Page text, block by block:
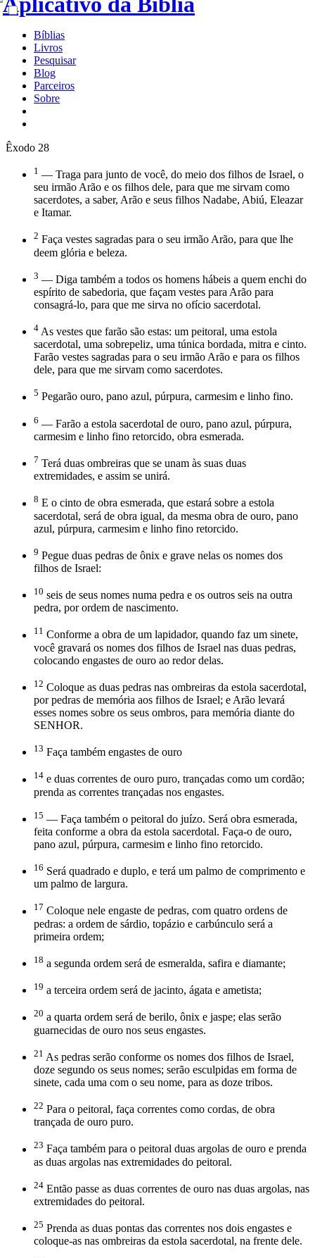
Bíblias
Livros
Pesquisar
Blog
Parceiros
Sobre
Êxodo 28
1 — Traga para junto de você, do meio dos filhos de Israel, o
seu irmão Arão e os filhos dele, para que me sirvam como
sacerdotes, a saber, Arão e seus filhos Nadabe, Abiú, Eleazar
e Itamar.
2 Faça vestes sagradas para o seu irmão Arão, para que lhe
deem glória e beleza.
3 — Diga também a todos os homens hábeis a quem enchi do
espírito de sabedoria, que façam vestes para Arão para
consagrá-lo, para que me sirva no ofício sacerdotal.
4 As vestes que farão são estas: um peitoral, uma estola
sacerdotal, uma sobrepeliz, uma túnica bordada, mitra e cinto.
Farão vestes sagradas para o seu irmão Arão e para os filhos
dele, para que me sirvam como sacerdotes.
5 Pegarão ouro, pano azul, púrpura, carmesim e linho fino.
6 — Farão a estola sacerdotal de ouro, pano azul, púrpura,
carmesim e linho fino retorcido, obra esmerada.
7 Terá duas ombreiras que se unam às suas duas
extremidades, e assim se unirá.
8 E o cinto de obra esmerada, que estará sobre a estola
sacerdotal, será de obra igual, da mesma obra de ouro, pano
azul, púrpura, carmesim e linho fino retorcido.
9 Pegue duas pedras de ônix e grave nelas os nomes dos
filhos de Israel:
10 seis de seus nomes numa pedra e os outros seis na outra
pedra, por ordem de nascimento.
11 Conforme a obra de um lapidador, quando faz um sinete,
você gravará os nomes dos filhos de Israel nas duas pedras,
colocando engastes de ouro ao redor delas.
12 Coloque as duas pedras nas ombreiras da estola sacerdotal,
por pedras de memória aos filhos de Israel; e Arão levará
esses nomes sobre os seus ombros, para memória diante do
SENHOR.
13 Faça também engastes de ouro
14 e duas correntes de ouro puro, trançadas como um cordão;
prenda as correntes trançadas nos engastes.
15 — Faça também o peitoral do juízo. Será obra esmerada,
feita conforme a obra da estola sacerdotal. Faça-o de ouro,
pano azul, púrpura, carmesim e linho fino retorcido.
16 Será quadrado e duplo, e terá um palmo de comprimento e
um palmo de largura.
17 Coloque nele engaste de pedras, com quatro ordens de
pedras: a ordem de sárdio, topázio e carbúnculo será a
primeira ordem;
18 a segunda ordem será de esmeralda, safira e diamante;
19 a terceira ordem será de jacinto, ágata e ametista;
20 a quarta ordem será de berilo, ônix e jaspe; elas serão
guarnecidas de ouro nos seus engastes.
21 As pedras serão conforme os nomes dos filhos de Israel,
doze segundo os seus nomes; serão esculpidas em forma de
sinete, cada uma com o seu nome, para as doze tribos.
22 Para o peitoral, faça correntes como cordas, de obra
trançada de ouro puro.
23 Faça também para o peitoral duas argolas de ouro e prenda
as duas argolas nas extremidades do peitoral.
24 Então passe as duas correntes de ouro nas duas argolas, nas
extremidades do peitoral.
25 Prenda as duas pontas das correntes nos dois engastes e
coloque-as nas ombreiras da estola sacerdotal, na frente dele.